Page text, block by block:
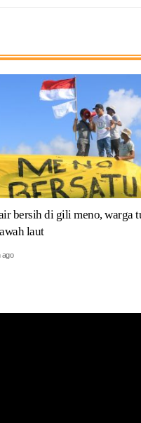
bersih di gili meno, warga
laut
ago